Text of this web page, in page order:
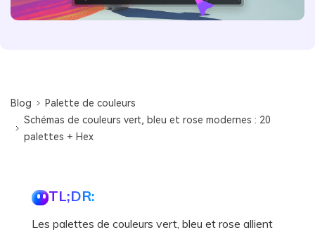
Blog
Palette de couleurs
Schémas de couleurs vert, bleu et rose modernes : 20
palettes + Hex
TL;DR:
Les palettes de couleurs vert, bleu et rose allient